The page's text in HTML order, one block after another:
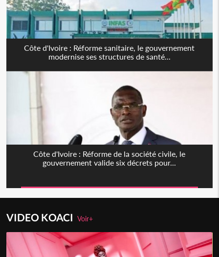
Côte d'Ivoire : Réforme sanitaire, le gouvernement
modernise ses structures de santé...
Côte d'Ivoire : Réforme de la société civile, le
gouvernement valide six décrets pour...
VIDEO KOACIVoir+